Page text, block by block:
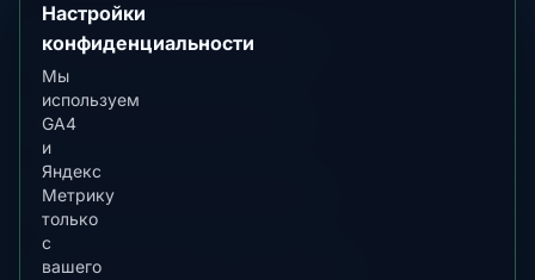
в
реальном
времени
📖 Гид
Материал-
руководство
Обзор сияния в Russia
📖 Гид
Материал-
руководство
📖 Гид
Материал-
руководство
Лучшее время в Brescia
⭐ Премиум
Настройки
конфиденциальности
Мы
используем
GA4
и
Яндекс
Метрику
только
с
вашего